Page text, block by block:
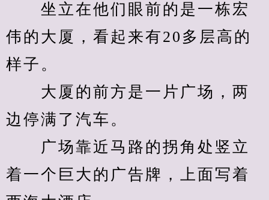
坐立在他们眼前的是一栋宏
伟的大厦，看起来有20多层高的
样子。
大厦的前方是一片广场，两
边停满了汽车。
广场靠近马路的拐角处竖立
着一个巨大的广告牌，上面写着